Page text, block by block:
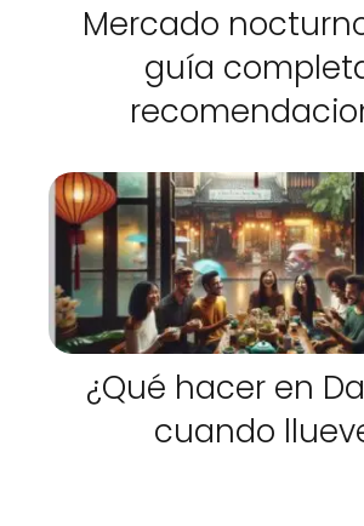
Mercado
guía
¿Qué hacer en
cuando